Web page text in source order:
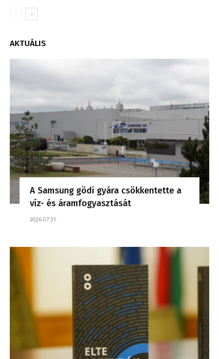
AKTUÁLIS
A Samsung gödi gyára csökkentette a
víz- és áramfogyasztását
2026.07.31.